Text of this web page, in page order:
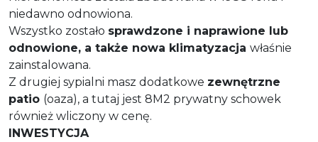
niedawno odnowiona.
Wszystko zostało sprawdzone i naprawione lub
odnowione, a także nowa klimatyzacja właśnie
zainstalowana.
Z drugiej sypialni masz dodatkowe zewnętrzne
patio (oaza), a tutaj jest 8M2 prywatny schowek
również wliczony w cenę.
INWESTYCJA